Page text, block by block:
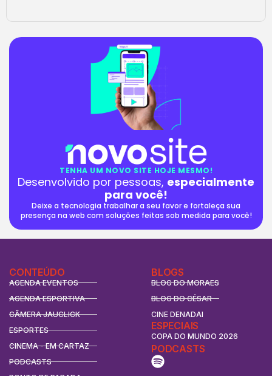
TENHA UM NOVO SITE HOJE MESMO!
Desenvolvido por pessoas, especialmente
para você!
Deixe a tecnologia trabalhar a seu favor e fortaleça sua
presença na web com soluções feitas sob medida para você!
CONTEÚDO
AGENDA EVENTOS
AGENDA ESPORTIVA
CÂMERA JAUCLICK
ESPORTES
CINEMA - EM CARTAZ
PODCASTS
BLOGS
BLOG DO MORAES
BLOG DO CÉSAR
CINE DENADAI
ESPECIAIS
COPA DO MUNDO 2026
PODCASTS